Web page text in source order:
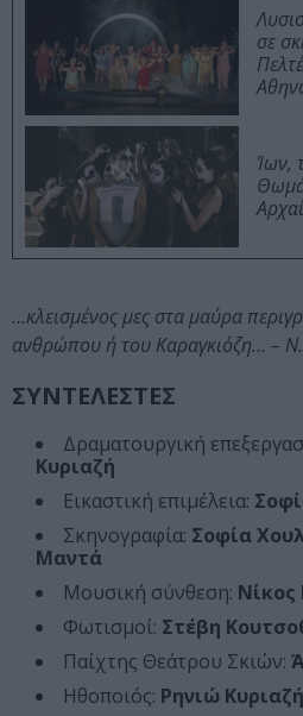
σε
Ίων,
…κλεισμένος μες στα μαύρα
ανθρώπου ή του Καραγκιόζη… –
ΣΥΝΤΕΛΕΣΤΕΣ
Δραματουργική
Κυριαζή
Εικαστική επιμέλεια:
Σκηνογραφία: Σοφία
Μαντά
Μουσική σύνθεση: Νίκος
Φωτισμοί: Στέβη
Παίχτης Θεάτρου Σκιών:
Ηθοποιός: Ρηνιώ Κυριαζή